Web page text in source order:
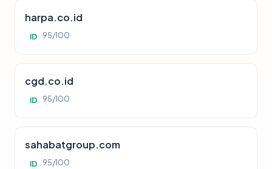
harpa.co.id
ID 95/100
cgd.co.id
ID 95/100
sahabatgroup.com
ID 95/100